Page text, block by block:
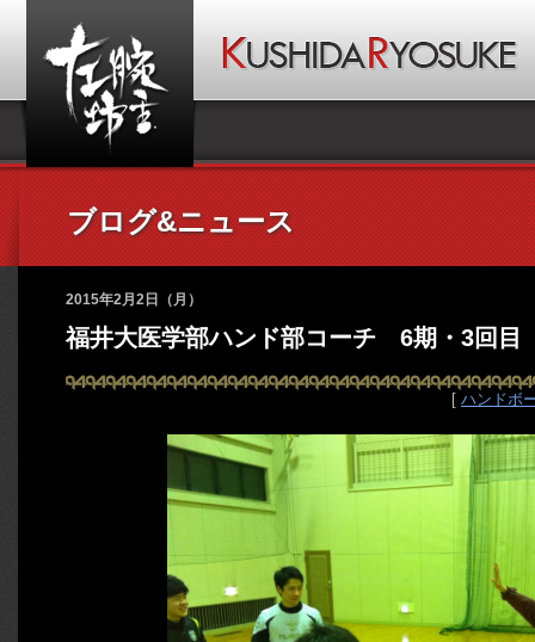
ブログ&ニュース
2015年2月2日（月）
福井大医学部ハンド部コーチ 6期・3回目
[ ハンドボ